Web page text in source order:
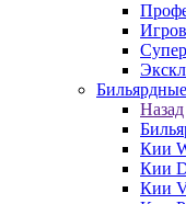
Назад
Кии
Кии
Кии